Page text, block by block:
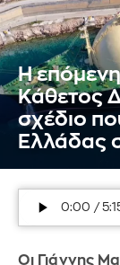
Η
Κάθετος
σχέδιο
Ελλάδας
Οι Γιάννης